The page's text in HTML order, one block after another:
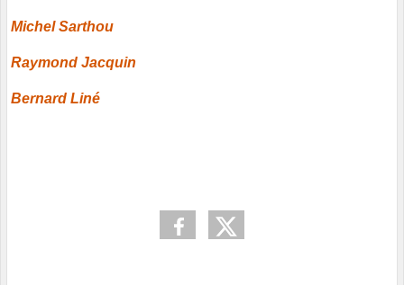
Michel Sarthou
Raymond Jacquin
Bernard Liné